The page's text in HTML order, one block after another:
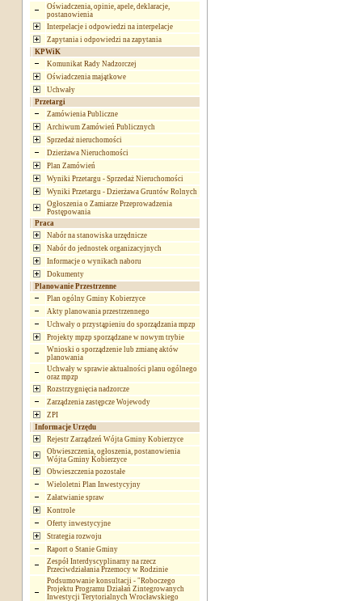
Oświadczenia, opinie, apele, deklaracje,
postanowienia
Interpelacje i odpowiedzi na interpelacje
Zapytania i odpowiedzi na zapytania
KPWiK
Komunikat Rady Nadzorczej
Oświadczenia majątkowe
Uchwały
Przetargi
Zamówienia Publiczne
Archiwum Zamówień Publicznych
Sprzedaż nieruchomości
Dzierżawa Nieruchomości
Plan Zamówień
Wyniki Przetargu - Sprzedaż Nieruchomości
Wyniki Przetargu - Dzierżawa Gruntów Rolnych
Ogłoszenia o Zamiarze Przeprowadzenia
Postępowania
Praca
Nabór na stanowiska urzędnicze
Nabór do jednostek organizacyjnych
Informacje o wynikach naboru
Dokumenty
Planowanie Przestrzenne
Plan ogólny Gminy Kobierzyce
Akty planowania przestrzennego
Uchwały o przystąpieniu do sporządzania mpzp
Projekty mpzp sporządzane w nowym trybie
Wnioski o sporządzenie lub zmianę aktów
planowania
Uchwały w sprawie aktualności planu ogólnego
oraz mpzp
Rozstrzygnięcia nadzorcze
Zarządzenia zastępcze Wojewody
ZPI
Informacje Urzędu
Rejestr Zarządzeń Wójta Gminy Kobierzyce
Obwieszczenia, ogłoszenia, postanowienia
Wójta Gminy Kobierzyce
Obwieszczenia pozostałe
Wieloletni Plan Inwestycyjny
Załatwianie spraw
Kontrole
Oferty inwestycyjne
Strategia rozwoju
Raport o Stanie Gminy
Zespół Interdyscyplinarny na rzecz
Przeciwdziałania Przemocy w Rodzinie
Podsumowanie konsultacji - "Roboczego
Projektu Programu Działań Zintegrowanych
Inwestycji Terytorialnych Wrocławskiego